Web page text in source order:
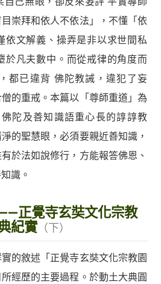
崇拜和依人不依法」，不懂「依
依文解義、操弄是非以求世間私
於凡夫數中。而從戒律的角度而
都已違背 佛陀教誡，違犯了妄
的重戒。本篇以「尊師重道」為
陀及善知識語重心長的諄諄教
的聖慧眼，必須要親近善知識，
於法如說修行，方能報答佛恩、
識。
正覺寺玄奘文化宗教
紀實（下）
的敘述「正覺寺玄奘文化宗教園
經歷的主要過程。於動土大典圓